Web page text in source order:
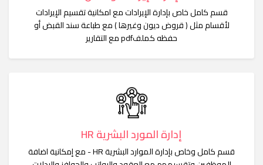
قسم كامل خاص بإدارة الإيرادات مع امكانية تقسيم الإيرادات
لأقسام مثل ( قروض ديون وغيرها ) مع طباعة سند القبض أو
حفظه كملفpdf مع التقارير
إدارة المورد البشرية HR
قسم كامل وخاص بإدارة الموارد البشرية HR - مع إمكانية اضافة